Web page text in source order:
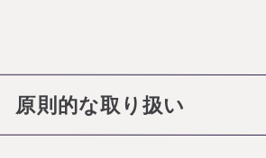
原則的な取り扱い